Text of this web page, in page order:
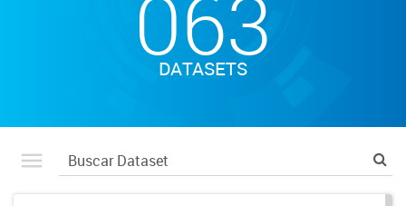
063
DATASETS